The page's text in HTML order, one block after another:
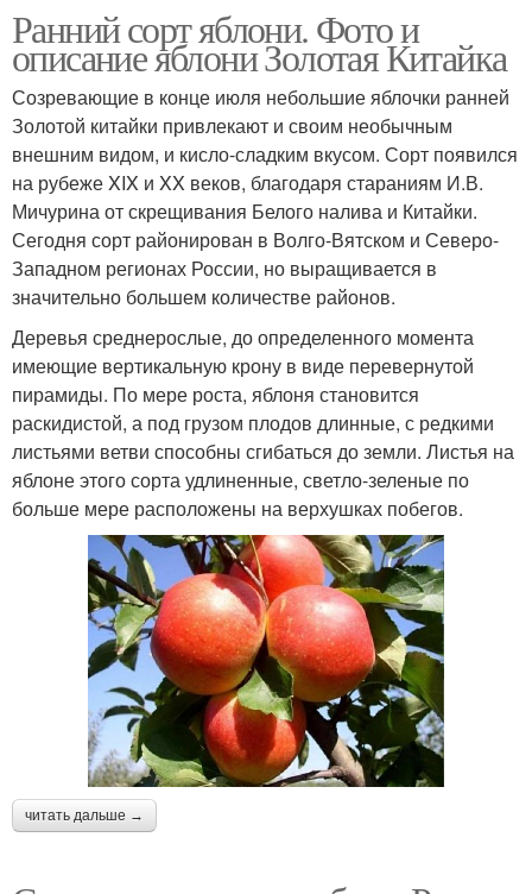
Ранний сорт яблони. Фото и
описание яблони Золотая Китайка
Созревающие в конце июля небольшие яблочки ранней
Золотой китайки привлекают и своим необычным
внешним видом, и кисло-сладким вкусом. Сорт появился
на рубеже XIX и XX веков, благодаря стараниям И.В.
Мичурина от скрещивания Белого налива и Китайки.
Сегодня сорт районирован в Волго-Вятском и Северо-
Западном регионах России, но выращивается в
значительно большем количестве районов.
Деревья среднерослые, до определенного момента
имеющие вертикальную крону в виде перевернутой
пирамиды. По мере роста, яблоня становится
раскидистой, а под грузом плодов длинные, с редкими
листьями ветви способны сгибаться до земли. Листья на
яблоне этого сорта удлиненные, светло-зеленые по
больше мере расположены на верхушках побегов.
читать дальше →